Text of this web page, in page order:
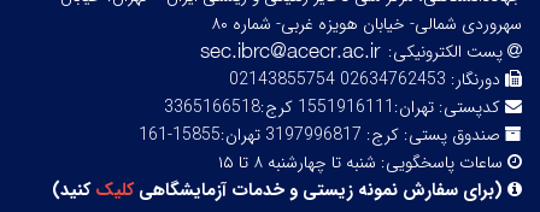
سهروردی شمالی- خیابان هویزه غربی- شماره ۸۰
پست الکترونیکی:
دورنگار: 02634762453 02143855754
کدپستی: تهران:1551916111 کرج:3365166518
صندوق پستی: کرج: 3197996817 تهران:15855-161
ساعات پاسخگویی: شنبه تا چهارشنبه ۸ تا ۱۵
(برای سفارش نمونه زیستی و خدمات آزمایشگاهیکلیککنید)